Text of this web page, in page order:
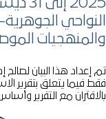
إعداد هذا البيان
فيما يتعلق بتقرير
مع التقرير وأساس